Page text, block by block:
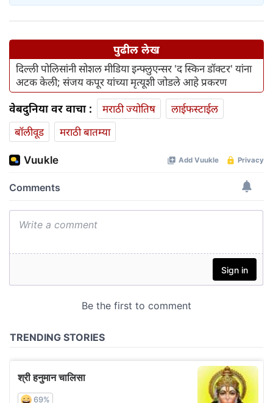
पुढील लेख
दिल्ली पोलिसांनी सोशल मीडिया इन्फ्लुएन्सर 'द स्किन डॉक्टर' यांना
अटक केली; संजय कपूर यांच्या मृत्यूशी जोडले आहे प्रकरण
वेबदुनिया वर वाचा : मराठी ज्योतिष
लाईफस्टाईल
बॉलीवूड
मराठी बातम्या